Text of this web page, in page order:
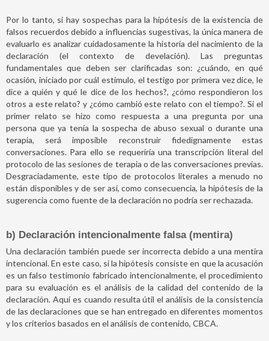
Por lo tanto, si hay sospechas para la hipótesis de la existencia de
falsos recuerdos debido a influencias sugestivas, la única manera de
evaluarlo es analizar cuidadosamente la historia del nacimiento de la
declaración (el contexto de develación). Las preguntas
fundamentales que deben ser clarificadas son: ¿cuándo, en qué
ocasión, iniciado por cuál estímulo, el testigo por primera vez dice, le
dice a quién y qué le dice de los hechos?, ¿cómo respondieron los
otros a este relato? y ¿cómo cambió este relato con el tiempo?. Si el
primer relato se hizo como respuesta a una pregunta por una
persona que ya tenía la sospecha de abuso sexual o durante una
terapia, será imposible reconstruir fidedignamente estas
conversaciones. Para ello se requeriría una transcripción literal del
protocolo de las sesiones de terapia o de las conversaciones previas.
Desgraciadamente, este tipo de protocolos literales a menudo no
están disponibles y de ser así, como consecuencia, la hipótesis de la
sugerencia como fuente de la declaración no podría ser rechazada.
b) Declaración intencionalmente falsa (mentira)
Una declaración también puede ser incorrecta debido a una mentira
intencional. En este caso, si la hipótesis consiste en que la acusación
es un falso testimonio fabricado intencionalmente, el procedimiento
para su evaluación es el análisis de la calidad del contenido de la
declaración. Aquí es cuando resulta útil el análisis de la consistencia
de las declaraciones que se han entregado en diferentes momentos
y los criterios basados en el análisis de contenido, CBCA.